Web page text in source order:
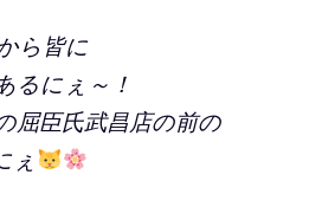
ら皆に
るにぇ～！
屈臣氏武昌店の前の
ぇ